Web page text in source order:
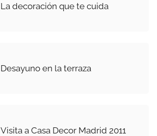
La decoración que te cuida
Desayuno en la terraza
Visita a Casa Decor Madrid 2011